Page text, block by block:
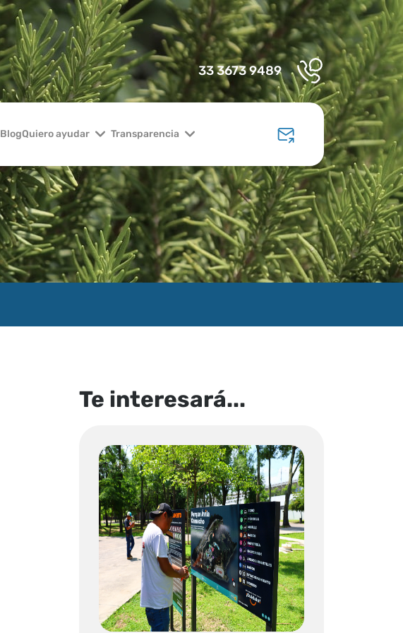
33 3673 9489
BlogQuiero ayudar Transparencia
Te interesará...